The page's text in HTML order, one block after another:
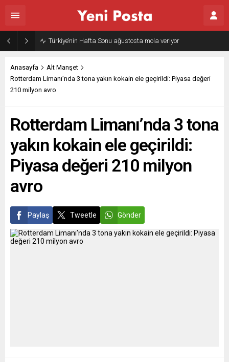
Türkiye’nin Hafta Sonu ağustosta mola veriyor
Anasayfa
Alt Manşet
Rotterdam Limanı’nda 3 tona yakın kokain ele geçirildi: Piyasa değeri
210 milyon avro
Rotterdam Limanı’nda 3 tona
yakın kokain ele geçirildi:
Piyasa değeri 210 milyon
avro
Paylaş Tweetle Gönder